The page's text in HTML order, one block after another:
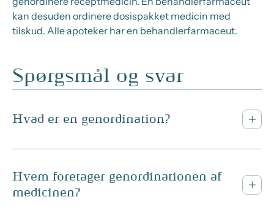
kan desuden ordinere dosispakket medicin med
tilskud. Alle apoteker har en behandlerfarmaceut.
Spørgsmål og svar
Hvad er en genordination?
Hvem foretager genordinationen af
medicinen?